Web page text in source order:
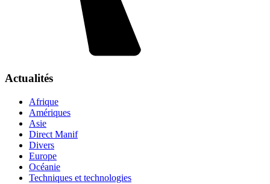
Actualités
Afrique
Amériques
Asie
Direct Manif
Divers
Europe
Océanie
Techniques et technologies